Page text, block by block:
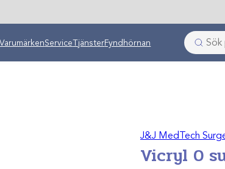
VarumärkenServiceTjänsterFyndhörnan
J&J MedTech
Vicryl 0